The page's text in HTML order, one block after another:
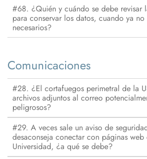
#68. ¿Quién y cuándo se debe revisar
para conservar los datos, cuando ya no
necesarios?
Comunicaciones
#28. ¿El cortafuegos perimetral de la
archivos adjuntos al correo
peligrosos?
#29. A veces sale un aviso de
desaconseja conectar con páginas
Universidad, ¿a qué se debe?